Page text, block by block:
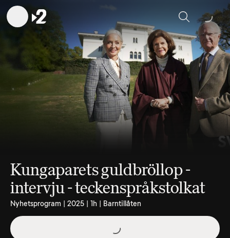
Sök
Kungaparets guldbröllop -
intervju - teckenspråkstolkat
Nyhetsprogram | 2025 | 1h | Barntillåten